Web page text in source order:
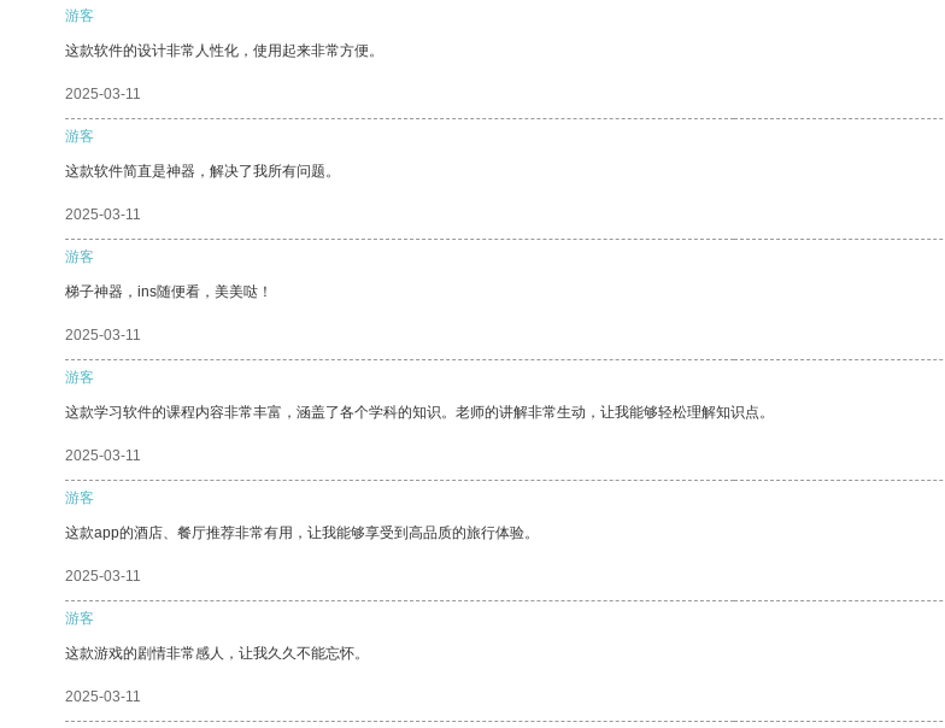
游客
这款软件的设计非常人性化，使用起来非常方便。
2025-03-11
游客
这款软件简直是神器，解决了我所有问题。
2025-03-11
游客
梯子神器，ins随便看，美美哒！
2025-03-11
游客
这款学习软件的课程内容非常丰富，涵盖了各个学科的知识。老师的讲解非常生动，让我能够轻松理解知识点。
2025-03-11
游客
这款app的酒店、餐厅推荐非常有用，让我能够享受到高品质的旅行体验。
2025-03-11
游客
这款游戏的剧情非常感人，让我久久不能忘怀。
2025-03-11